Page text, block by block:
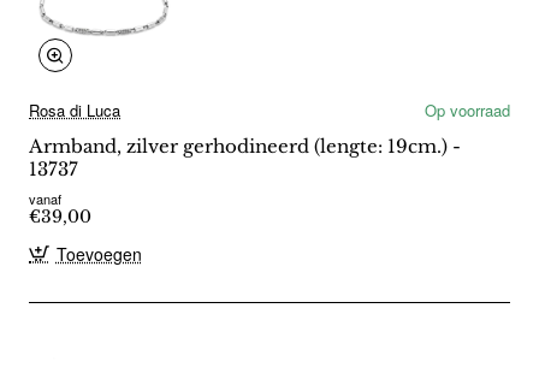
Rosa di Luca
Op voorraad
Armband, zilver gerhodineerd (lengte: 19cm.) -
13737
vanaf
€39,00
Toevoegen